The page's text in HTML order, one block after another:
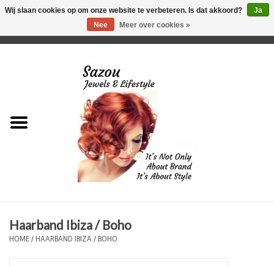
Just for Him
Plus Size Sieraden
Haarband Ibiza / Boho
HOME/ HAARBAND IBIZA / BOHO
Wij slaan cookies op om onze website te verbeteren. Is dat akkoord?
Ja
Nee
Meer over cookies »